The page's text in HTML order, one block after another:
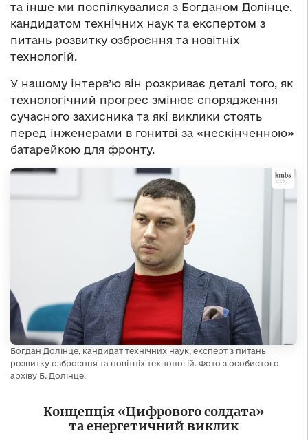
та інше ми поспілкувалися з Богданом Долінце,
кандидатом технічних наук та експертом з
питань розвитку озброєння та новітніх
технологій.
У нашому інтерв’ю він розкриває деталі того, як
технологічний прогрес змінює спорядження
сучасного захисника та які виклики стоять
перед інженерами в гонитві за «нескінченною»
батарейкою для фронту.
Богдан Долінце, кандидат технічних наук, експерт з питань
розвитку озброєння та новітніх технологій. Фото з особистого
архіву Б. Долінце.
Концепція «Цифрового солдата»
та енергетичний виклик